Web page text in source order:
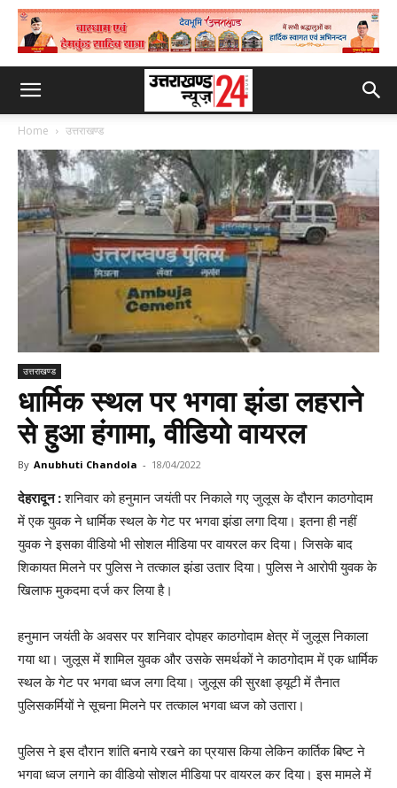
Home उत्तराखण्ड
उत्तराखण्ड
धार्मिक स्थल पर भगवा झंडा लहराने
से हुआ हंगामा, वीडियो वायरल
By Anubhuti Chandola - 18/04/2022
देहरादून :शनिवार को हनुमान जयंती पर निकाले गए जुलूस के दौरान काठगोदाम
में एक युवक ने धार्मिक स्थल के गेट पर भगवा झंडा लगा दिया। इतना ही नहीं
युवक ने इसका वीडियो भी सोशल मीडिया पर वायरल कर दिया। जिसके बाद
शिकायत मिलने पर पुलिस ने तत्काल झंडा उतार दिया। पुलिस ने आरोपी युवक के
खिलाफ मुकदमा दर्ज कर लिया है।
हनुमान जयंती के अवसर पर शनिवार दोपहर काठगोदाम क्षेत्र में जुलूस निकाला
गया था। जुलूस में शामिल युवक और उसके समर्थकों ने काठगोदाम में एक धार्मिक
स्थल के गेट पर भगवा ध्वज लगा दिया। जुलूस की सुरक्षा ड्यूटी में तैनात
पुलिसकर्मियों ने सूचना मिलने पर तत्काल भगवा ध्वज को उतारा।
पुलिस ने इस दौरान शांति बनाये रखने का प्रयास किया लेकिन कार्तिक बिष्ट ने
भगवा ध्वज लगाने का वीडियो सोशल मीडिया पर वायरल कर दिया। इस मामले में